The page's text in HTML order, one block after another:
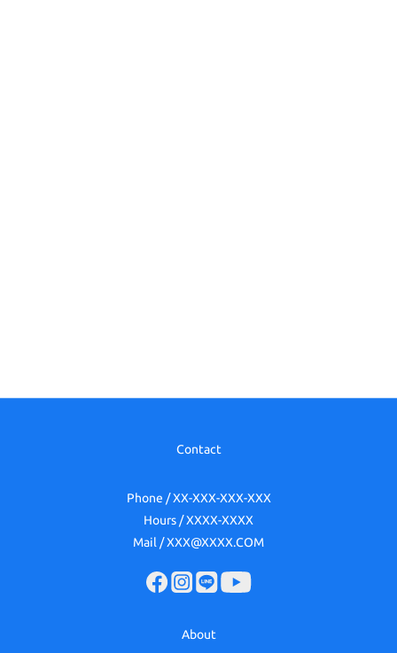
Contact
Phone / XX-XXX-XXX-XXX
Hours / XXXX-XXXX
Mail / XXX@XXXX.COM
About